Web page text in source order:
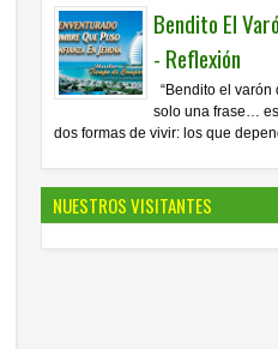
Bendito El
- Reflexión
“Bendito el
solo una frase…
dos formas de vivir: los que
NUESTROS VISITANTES